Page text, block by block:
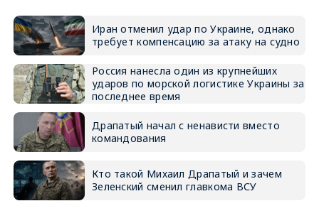
Иран отменил удар по Украине, однако
требует компенсацию за атаку на судно
Россия нанесла один из крупнейших
ударов по морской логистике Украины за
последнее время
Драпатый начал с ненависти вместо
командования
Кто такой Михаил Драпатый и зачем
Зеленский сменил главкома ВСУ